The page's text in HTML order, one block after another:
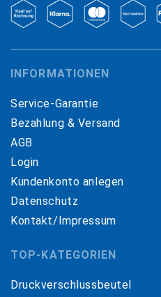
INFORMATIONEN
Service-Garantie
Bezahlung & Versand
AGB
Login
Kundenkonto anlegen
Datenschutz
Kontakt/Impressum
TOP-KATEGORIEN
Druckverschlussbeutel